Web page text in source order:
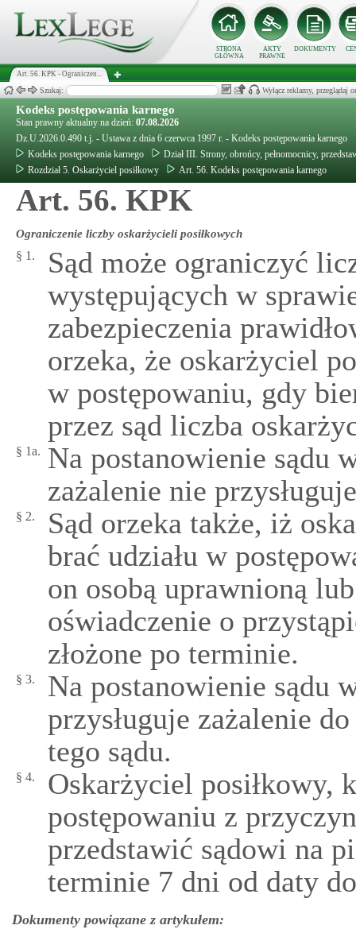
STRONA
GŁÓWNA
AKTY
PRAWNE
DOKUMENTY
Art. 56. KPK - Ograniczen...
Szukaj: Wyłącz reklamy, przeglądaj
Kodeks postępowania karnego
Stan prawny aktualny na dzień: 07.08.2026
Dz.U.2026.0.490 t.j. - Ustawa z dnia 6 czerwca 1997 r. - Kodeks postępowania karnego
Kodeks postępowania karnego
Dział III. Strony, obrońcy, pełnomocnicy,
Rozdział 5. Oskarżyciel posiłkowy
Art. 56. Kodeks postępowania karnego
Art. 56. KPK
Ograniczenie liczby oskarżycieli posiłkowych
§ 1.
Sąd może ograniczyć
występujących w
zabezpieczenia
orzeka, że oskarżyciel
w postępowaniu, gdy
przez sąd liczba
§ 1a.
Na postanowienie sądu
zażalenie nie
§ 2.
Sąd orzeka także, iż
brać udziału w
on osobą uprawnioną
oświadczenie o
złożone po terminie.
§ 3.
Na postanowienie sądu
przysługuje zażalenie
tego sądu.
§ 4.
Oskarżyciel posiłkowy,
postępowaniu z
przedstawić sądowi na
terminie 7 dni od daty
Dokumenty powiązane z artykułem: